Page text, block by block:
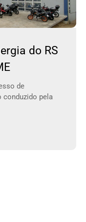
do RS
de
conduzido pela